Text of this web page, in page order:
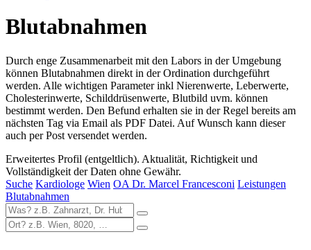
Blutabnahmen
Durch enge Zusammenarbeit mit den Labors in der Umgebung
können Blutabnahmen direkt in der Ordination durchgeführt
werden. Alle wichtigen Parameter inkl Nierenwerte, Leberwerte,
Cholesterinwerte, Schilddrüsenwerte, Blutbild uvm. können
bestimmt werden. Den Befund erhalten sie in der Regel bereits am
nächsten Tag via Email als PDF Datei. Auf Wunsch kann dieser
auch per Post versendet werden.
Erweitertes Profil (entgeltlich). Aktualität, Richtigkeit und
Vollständigkeit der Daten ohne Gewähr.
Suche Kardiologe Wien OA Dr. Marcel Francesconi Leistungen
Blutabnahmen